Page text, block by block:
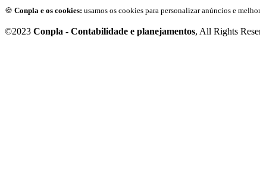
🍪 Conpla e os cookies: usamos os cookies para personalizar anúncios e
©2023 Conpla - Contabilidade e planejamentos, All Rights